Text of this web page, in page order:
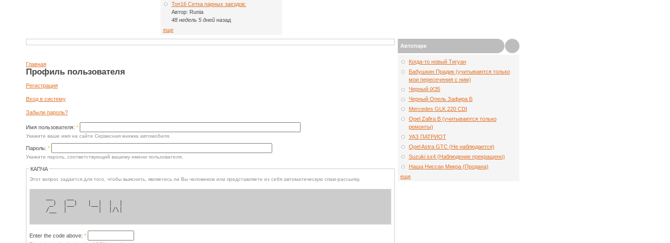
Топ16 Сетка парных заездов:
Автор: Runia
48 недель 5 днейназад
еще
Главная
Профиль пользователя
Регистрация
Вход в систему
Забыли пароль?
Имя пользователя: *
Укажите ваше имя на сайте Сервисная книжка автомобиля.
Пароль: *
Укажите пароль, соответствующий вашему имени пользователя.
КАПЧА
Этот вопрос задается для того, чтобы выяснить, являетесь ли Вы человеком или представляете из себя автоматическую спам-рассылку.
   _)  |__)   |__|  |  |
  /__  |         |  |/\|
Enter the code above: *
Автопарк
Когда-то новый Тигуан
Бабушкин Прадик (учитываются только
мои пересечения с ним)
Черный iX35
Черный Опель Зафира Б
Mercedes GLK 220 CDI
Opel Zafira B (учитываются только
ремонты)
УАЗ ПАТРИОТ
Opel Astra GTC (Не наблюдается)
Suzuki sx4 (Наблюдение прекращено)
Наша Ниссан Микра (Продана)
еще